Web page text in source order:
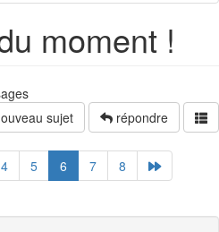
moment !
sujet répondre
4 5 6 7 8